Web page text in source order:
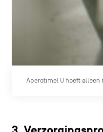
Aperotime! U hoeft